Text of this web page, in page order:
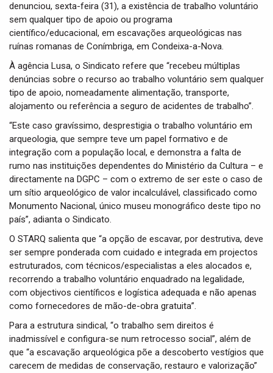
n
denunciou, sexta-feira (31), a existência de trabalho voluntário
sem qualquer tipo de apoio ou programa
científico/educacional, em escavações arqueológicas nas
ruínas romanas de Conímbriga, em Condeixa-a-Nova.
À agência Lusa, o Sindicato refere que “recebeu múltiplas
denúncias sobre o recurso ao trabalho voluntário sem qualquer
tipo de apoio, nomeadamente alimentação, transporte,
alojamento ou referência a seguro de acidentes de trabalho”.
“Este caso gravíssimo, desprestigia o trabalho voluntário em
arqueologia, que sempre teve um papel formativo e de
integração com a população local, e demonstra a falta de
rumo nas instituições dependentes do Ministério da Cultura – e
directamente na DGPC – com o extremo de ser este o caso de
um sítio arqueológico de valor incalculável, classificado como
Monumento Nacional, único museu monográfico deste tipo no
país”, adianta o Sindicato.
O STARQ salienta que “a opção de escavar, por destrutiva, deve
ser sempre ponderada com cuidado e integrada em projectos
estruturados, com técnicos/especialistas a eles alocados e,
recorrendo a trabalho voluntário enquadrado na legalidade,
com objectivos científicos e logística adequada e não apenas
como fornecedores de mão-de-obra gratuita”.
Para a estrutura sindical, “o trabalho sem direitos é
inadmissível e configura-se num retrocesso social”, além de
que “a escavação arqueológica põe a descoberto vestígios que
carecem de medidas de conservação, restauro e valorização”